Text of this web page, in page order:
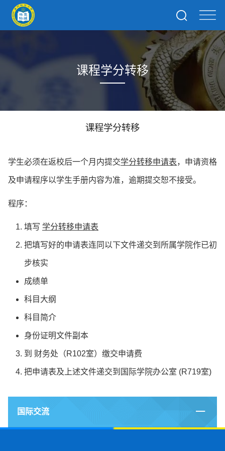
课程学分转移
课程学分转移
学生必须在返校后一个月内提交学分转移申请表，申请资格
及申请程序以学生手册内容为准，逾期提交恕不接受。
程序：
填写 学分转移申请表
把填写好的申请表连同以下文件递交到所属学院作已初
步核实
成绩单
科目大纲
科目简介
身份证明文件副本
到 财务处（R102室）缴交申请费
把申请表及上述文件递交到国际学院办公室 (R719室)
国际交流